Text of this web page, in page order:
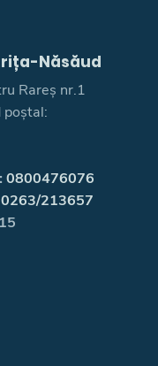
Năsăud
Rareș nr.1
poștal:
0800476076
0263/213657